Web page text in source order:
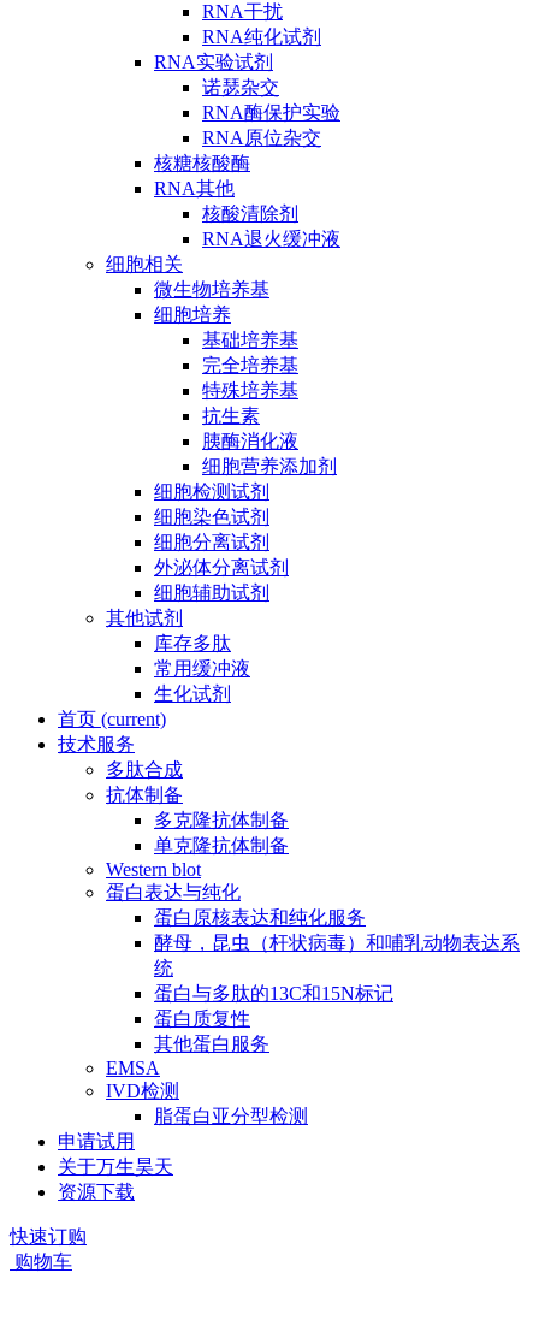
RNA干扰
RNA纯化试剂
RNA实验试剂
诺瑟杂交
RNA酶保护实验
RNA原位杂交
核糖核酸酶
RNA其他
核酸清除剂
RNA退火缓冲液
细胞相关
微生物培养基
细胞培养
基础培养基
完全培养基
特殊培养基
抗生素
胰酶消化液
细胞营养添加剂
细胞检测试剂
细胞染色试剂
细胞分离试剂
外泌体分离试剂
细胞辅助试剂
其他试剂
库存多肽
常用缓冲液
生化试剂
首页 (current)
技术服务
多肽合成
抗体制备
多克隆抗体制备
单克隆抗体制备
Western blot
蛋白表达与纯化
蛋白原核表达和纯化服务
酵母，昆虫（杆状病毒）和哺乳动物表达系
统
蛋白与多肽的13C和15N标记
蛋白质复性
其他蛋白服务
EMSA
IVD检测
脂蛋白亚分型检测
申请试用
关于万生昊天
资源下载
快速订购
购物车